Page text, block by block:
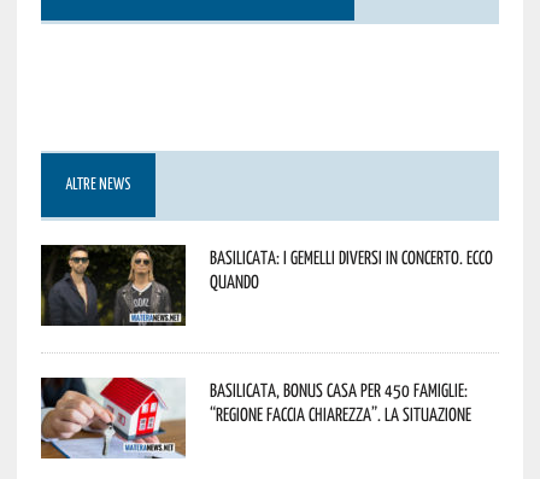
ALTRE NEWS
Basilicata: i Gemelli DiVersi in concerto. Ecco
quando
Basilicata, Bonus casa per 450 famiglie:
“Regione faccia chiarezza”. La situazione